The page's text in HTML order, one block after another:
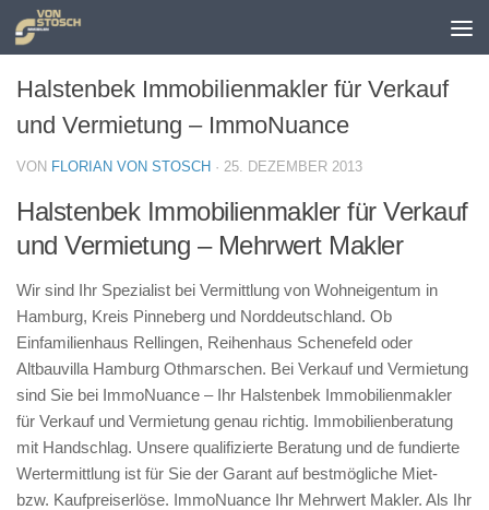
Zum Inhalt springen
Halstenbek Immobilienmakler für Verkauf
und Vermietung – ImmoNuance
VON FLORIAN VON STOSCH · 25. DEZEMBER 2013
Halstenbek Immobilienmakler für Verkauf
und Vermietung – Mehrwert Makler
Wir sind Ihr Spezialist bei Vermittlung von Wohneigentum in
Hamburg, Kreis Pinneberg und Norddeutschland. Ob
Einfamilienhaus Rellingen, Reihenhaus Schenefeld oder
Altbauvilla Hamburg Othmarschen. Bei Verkauf und Vermietung
sind Sie bei ImmoNuance – Ihr Halstenbek Immobilienmakler
für Verkauf und Vermietung genau richtig. Immobilienberatung
mit Handschlag. Unsere qualifizierte Beratung und de fundierte
Wertermittlung ist für Sie der Garant auf bestmögliche Miet-
bzw. Kaufpreiserlöse. ImmoNuance Ihr Mehrwert Makler. Als Ihr